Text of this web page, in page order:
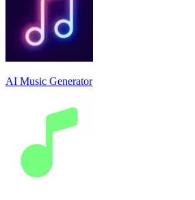
AI Music Generator